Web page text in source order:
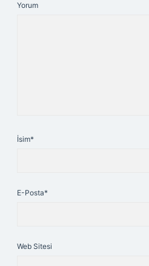
Yorum
İsim*
E-Posta*
Web Sitesi